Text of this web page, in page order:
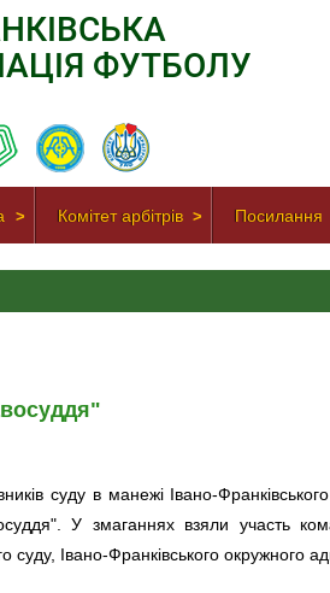
ФУТБОЛУ
Комітет арбітрів Посилання
суду в манежі Івано-
У змаганнях взяли участь
суду, Івано-Франківського окружного